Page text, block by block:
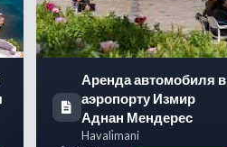
Аренда автомобиля в
аэропорту Измир
Аднан Мендерес
Havali̇mani